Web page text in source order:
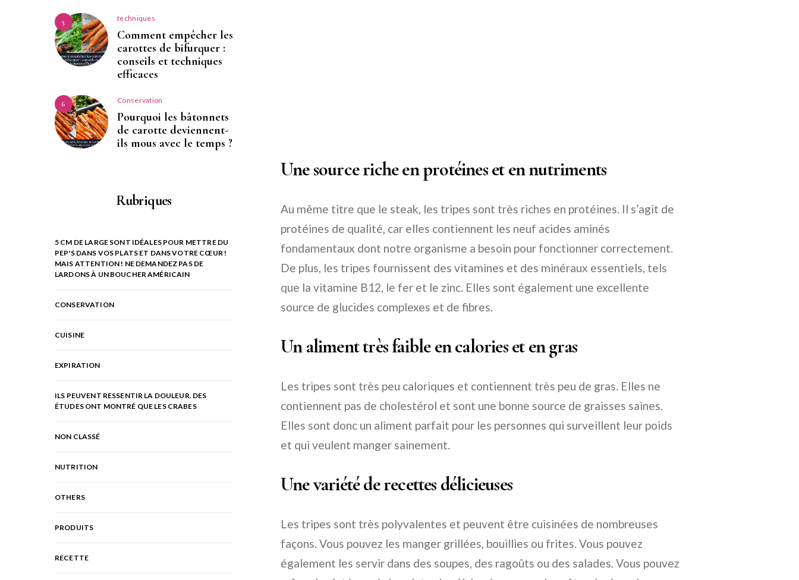
Une source riche en protéines et en nutriments
Au même titre que le steak, les tripes sont très riches en protéines. Il s’agit de
protéines de qualité, car elles contiennent les neuf acides aminés
fondamentaux dont notre organisme a besoin pour fonctionner correctement.
De plus, les tripes fournissent des vitamines et des minéraux essentiels, tels
que la vitamine B12, le fer et le zinc. Elles sont également une excellente
source de glucides complexes et de fibres.
Un aliment très faible en calories et en gras
Les tripes sont très peu caloriques et contiennent très peu de gras. Elles ne
contiennent pas de cholestérol et sont une bonne source de graisses saines.
Elles sont donc un aliment parfait pour les personnes qui surveillent leur poids
et qui veulent manger sainement.
Une variété de recettes délicieuses
Les tripes sont très polyvalentes et peuvent être cuisinées de nombreuses
façons. Vous pouvez les manger grillées, bouillies ou frites. Vous pouvez
également les servir dans des soupes, des ragoûts ou des salades. Vous pouvez
5 techniques
Comment empêcher les
carottes de bifurquer :
conseils et techniques
efficaces
6 Conservation
Pourquoi les bâtonnets
de carotte deviennent-
ils mous avec le temps ?
Rubriques
5 CM DE LARGE SONT IDÉALES POUR METTRE DU
PEP'S DANS VOS PLATS ET DANS VOTRE CŒUR !
MAIS ATTENTION ! NE DEMANDEZ PAS DE
LARDONS À UN BOUCHER AMÉRICAIN
CONSERVATION
CUISINE
EXPIRATION
ILS PEUVENT RESSENTIR LA DOULEUR. DES
ÉTUDES ONT MONTRÉ QUE LES CRABES
NON CLASSÉ
NUTRITION
OTHERS
PRODUITS
RECETTE